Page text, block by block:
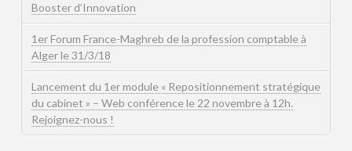
Booster d’Innovation
1er Forum France-Maghreb de la profession comptable à
Alger le 31/3/18
Lancement du 1er module « Repositionnement stratégique
du cabinet » – Web conférence le 22 novembre à 12h.
Rejoignez-nous !